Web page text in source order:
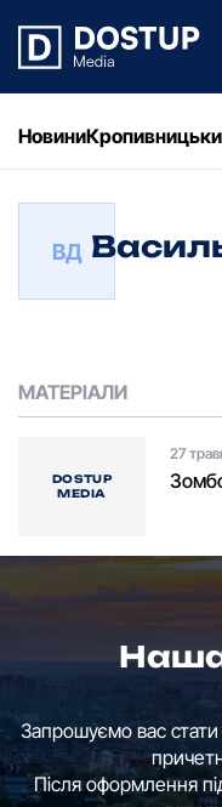
Новини
ВД
МАТЕРІАЛИ
DOSTUP
MEDIA
27
Наша
Запрошуємо вас
Після оформлення